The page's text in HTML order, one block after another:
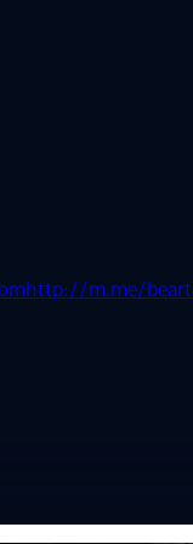
http://m.me/